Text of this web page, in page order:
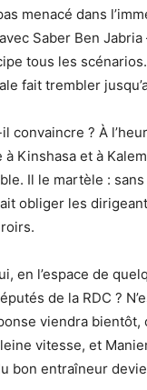
menacé dans
Saber Ben
tous les
fait trembler
convaincre ? À
Kinshasa et à
Il le martèle :
obliger les
en l’espace de
de la RDC ?
viendra
vitesse, et
bon entraîneur